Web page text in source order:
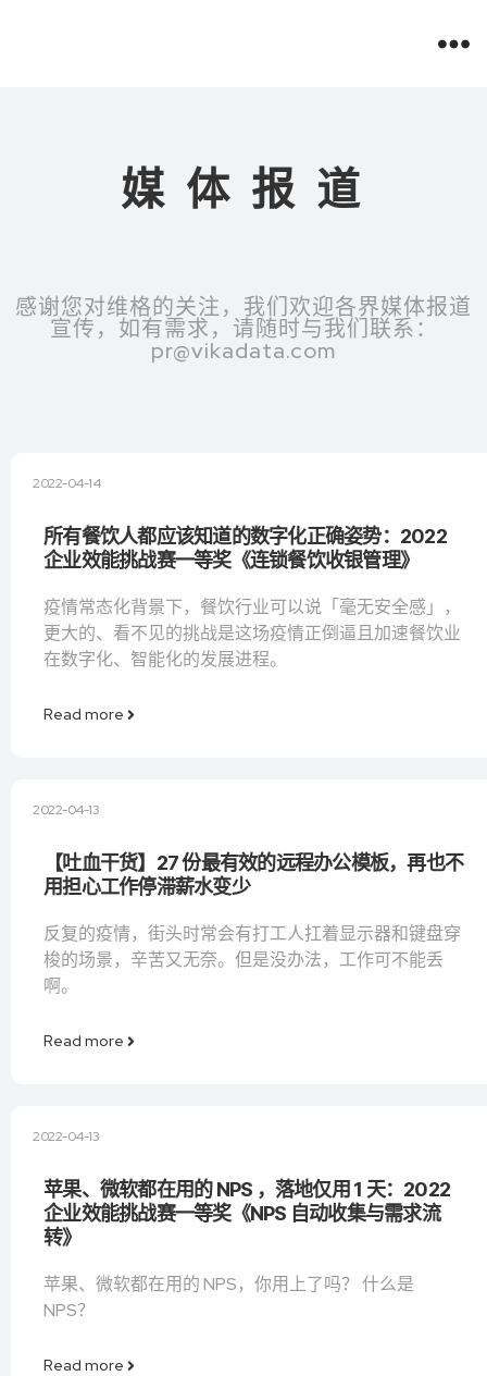
媒 体 报 道
感谢您对维格的关注，我们欢迎各界媒体报道
宣传，如有需求，请随时与我们联系：
pr@vikadata.com​
2022-04-14
所有餐饮人都应该知道的数字化正确姿势：2022
企业效能挑战赛一等奖《连锁餐饮收银管理》
疫情常态化背景下，餐饮行业可以说「毫无安全感」，
更大的、看不见的挑战是这场疫情正倒逼且加速餐饮业
在数字化、智能化的发展进程。
Read more
2022-04-13
【吐血干货】27 份最有效的远程办公模板，再也不
用担心工作停滞薪水变少
反复的疫情，街头时常会有打工人扛着显示器和键盘穿
梭的场景，辛苦又无奈。但是没办法，工作可不能丢
啊。
Read more
2022-04-13
苹果、微软都在用的 NPS ，落地仅用 1 天：2022
企业效能挑战赛一等奖《NPS 自动收集与需求流
转》
苹果、微软都在用的 NPS，你用上了吗？ 什么是
NPS？
Read more